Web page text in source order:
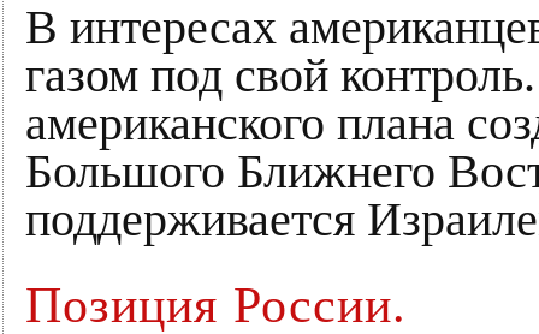
В интересах
газом под свой
американского плана
Большого Ближнего
поддерживается
Позиция России.